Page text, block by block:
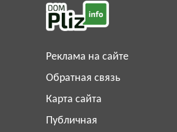
Реклама на сайте
Обратная связь
Карта сайта
Публичная